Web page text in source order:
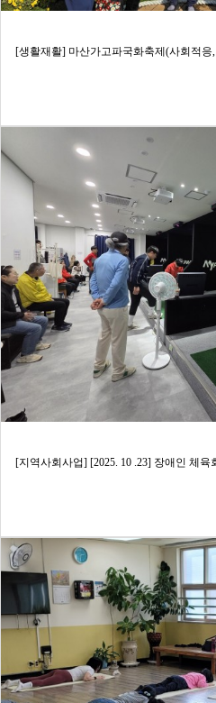
[생활재활] 마산가고파국화축제(사회적응
[지역사회사업] [2025. 10 .23] 장애인 체